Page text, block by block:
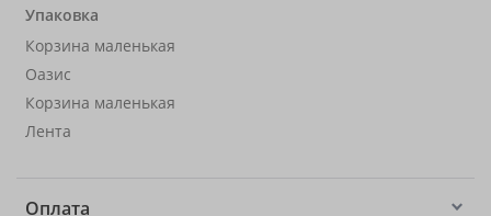
Упаковка
Корзина маленькая
Оазис
Корзина маленькая
Лента
Оплата